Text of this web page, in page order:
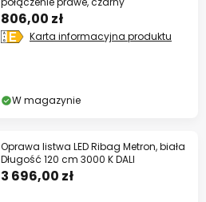
806,00 zł
Karta informacyjna produktu
W magazynie
Oprawa listwa LED Ribag Metron, biała
Długość 120 cm 3000 K DALI
3 696,00 zł